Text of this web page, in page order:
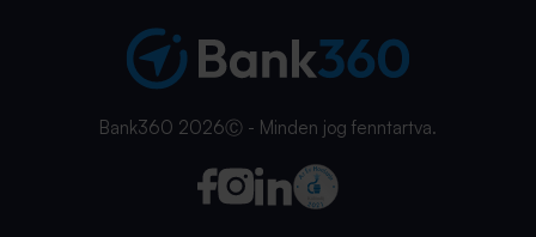
Bank360 2026Ⓒ - Minden jog fenntartva.